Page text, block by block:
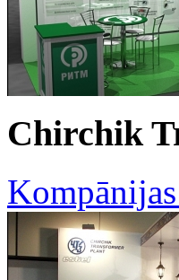
Chirchik